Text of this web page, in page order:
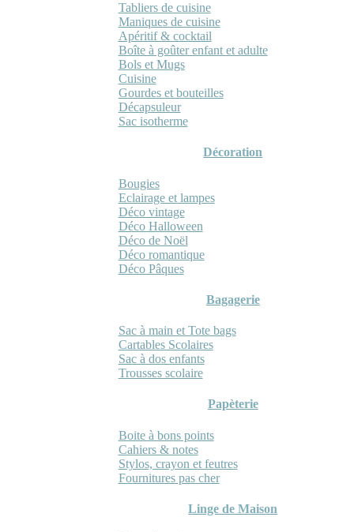
Tabliers de cuisine
Maniques de cuisine
Apéritif & cocktail
Boîte à goûter enfant et adulte
Bols et Mugs
Cuisine
Gourdes et bouteilles
Décapsuleur
Sac isotherme
Décoration
Bougies
Eclairage et lampes
Déco vintage
Déco Halloween
Déco de Noël
Déco romantique
Déco Pâques
Bagagerie
Sac à main et Tote bags
Cartables Scolaires
Sac à dos enfants
Trousses scolaire
Papèterie
Boite à bons points
Cahiers & notes
Stylos, crayon et feutres
Fournitures pas cher
Linge de Maison